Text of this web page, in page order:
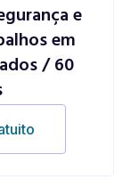
e
em
/ 60